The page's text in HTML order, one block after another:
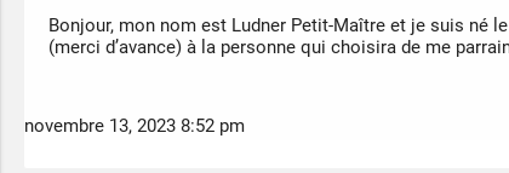
Bonjour, mon nom est Ludner Petit-Maître et je suis né
(merci d’avance) à la personne qui choisira de me
novembre 13, 2023 8:52 pm